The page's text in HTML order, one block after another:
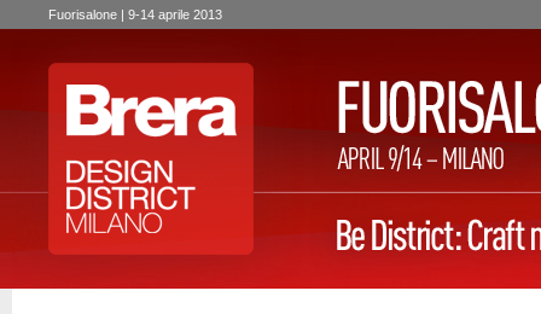
Fuorisalone | 9-14 aprile 2013